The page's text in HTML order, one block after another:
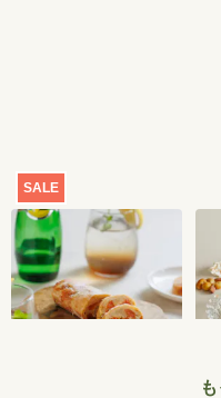
SALE
【特別価格】瀬戸内
レモンのサマーシュ
トーレン 200g
2,519円